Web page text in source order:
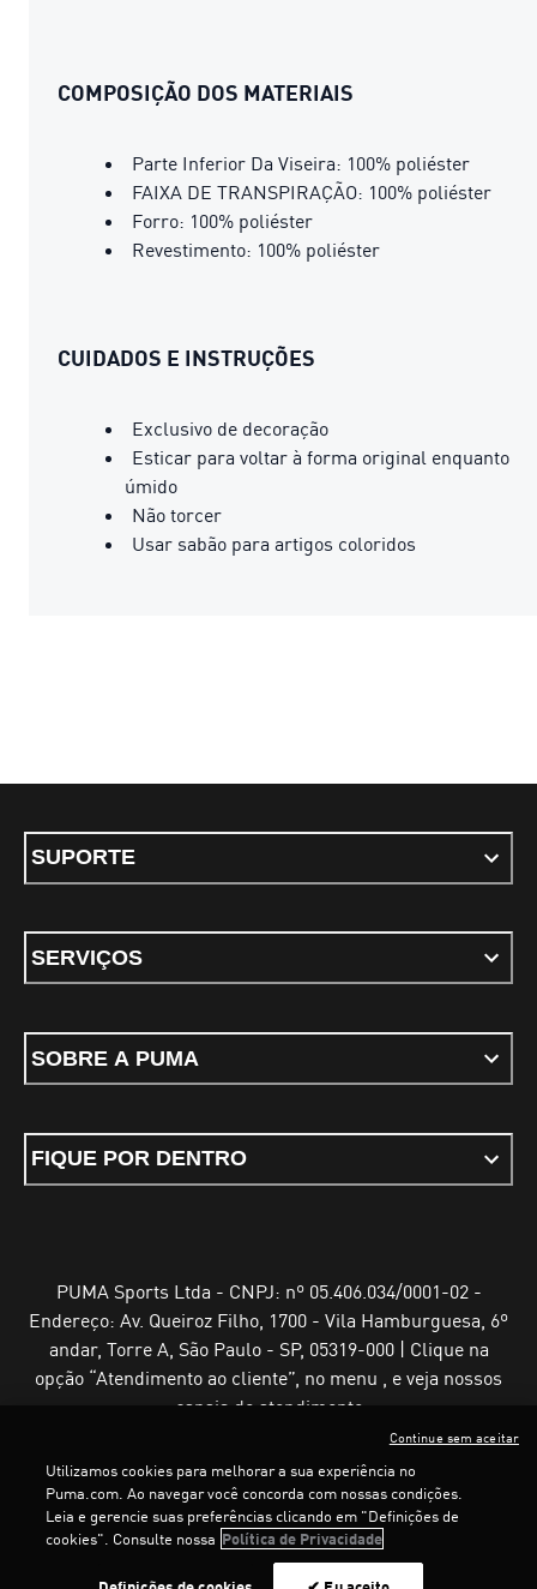
LOADING...
COMPOSIÇÃO DOS MATERIAIS
Parte Inferior Da Viseira: 100% poliéster
FAIXA DE TRANSPIRAÇÃO: 100% poliéster
Forro: 100% poliéster
Revestimento: 100% poliéster
CUIDADOS E INSTRUÇÕES
Exclusivo de decoração
Esticar para voltar à forma original enquanto
úmido
Não torcer
Usar sabão para artigos coloridos
SUPORTE
SERVIÇOS
SOBRE A PUMA
FIQUE POR DENTRO
PUMA Sports Ltda - CNPJ: nº 05.406.034/0001-02 -
Endereço: Av. Queiroz Filho, 1700 - Vila Hamburguesa, 6º
andar, Torre A, São Paulo - SP, 05319-000 | Clique na
opção “Atendimento ao cliente”, no menu , e veja nossos
canais de atendimento
Termos e Condições de UsoPolítica de Privacidade
Configurador de cookies
Utilizamos cookies para melhorar a sua experiência no
Puma.com. Ao navegar você concorda com nossas condições.
Leia e gerencie suas preferências clicando em "Definições de
cookies". Consulte nossa Política de Privacidade
Continue sem aceitar